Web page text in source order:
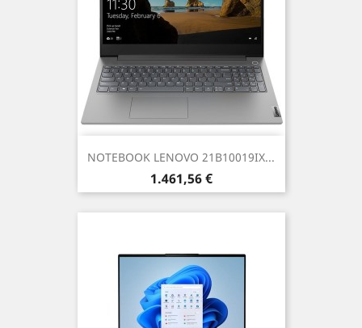
NOTEBOOK LENOVO 21B10019IX...
Prezzo
1.461,56 €